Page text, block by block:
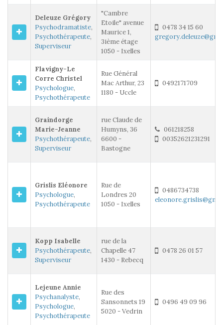
Deleuze Grégory
Psychodramatiste,
Psychothérapeute,
Superviseur
"Cambre
Etoile" avenue
Maurice 1,
3ième étage
1050 - Ixelles
0478 34 15 60
Flavigny-Le
Corre Christel
Psychologue,
Psychothérapeute
Rue Général
Mac Arthur, 23
1180 - Uccle
0492171709
Graindorge
Marie-Jeanne
Psychothérapeute,
Superviseur
rue Claude de
Humyns, 36
6600 -
Bastogne
061218258
00352621231291
Grislis Eléonore
Psychologue,
Psychothérapeute
Rue de
Londres 20
1050 - Ixelles
0486734738
Kopp Isabelle
Psychothérapeute,
Superviseur
rue de la
Chapelle 47
1430 - Rebecq
0478 26 01 57
Lejeune Annie
Psychanalyste,
Psychologue,
Psychothérapeute
Rue des
Sansonnets 19
5020 - Vedrin
0496 49 09 96